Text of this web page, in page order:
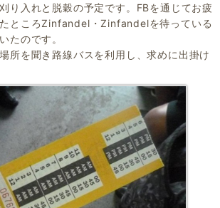
り入れと脱穀の予定です。FBを通じてお疲
ところZinfandel・Zinfandelを待っている
たのです。
所を聞き路線バスを利用し、求めに出掛け